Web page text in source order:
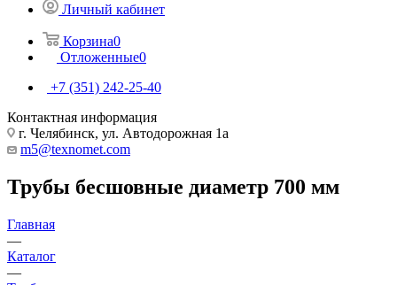
Личный кабинет
Корзина0
Отложенные0
+7 (351) 242-25-40
Контактная информация
г. Челябинск, ул. Автодорожная 1а
m5@texnomet.com
Трубы бесшовные диаметр 700 мм
Главная
—
Каталог
—